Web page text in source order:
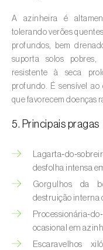
Banana (Musa
Batata (
Batata-doce (
Begónia (
Beterraba (Beta
Bétula (Betula
Buxo (Buxus
Cacaueiro (
A azinheira é
tolerando verões
profundos, bem
suporta solos pobres,
resistente à seca
profundo. É sensível ao
que favorecem doenças
5. Principais pragas
desfolha intensa
Gorgulhos da
destruição interna
ocasional em
Escaravelhos